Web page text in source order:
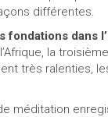
différentes.
fondations dans
la
très ralenties,
méditation